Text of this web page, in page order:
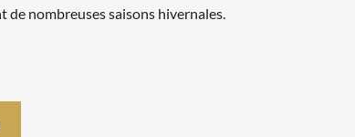
de nombreuses saisons hivernales.